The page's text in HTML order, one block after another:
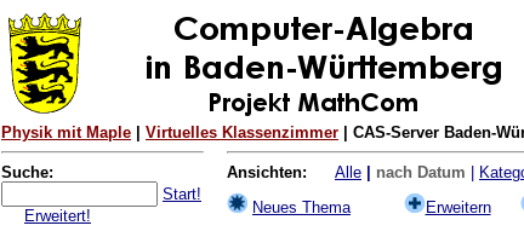
Physik mit Maple Virtuelles Klassenzimmer | CAS-Server Baden-
Suche:
Start!
Erweitert!
Ansichten: Alle nach Datum
Neues Thema
Erweitern